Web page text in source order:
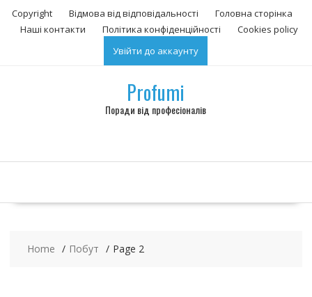
e
Copyright Відмова від відповідальності
Головна сторінка
Наші контакти
Політика конфіденційності
Сookies policy
Увійти до аккаунту
Profumi
Поради від професіоналів
Home Побут Page 2